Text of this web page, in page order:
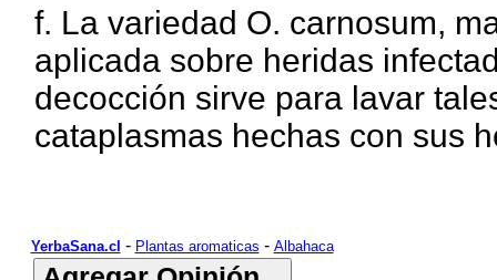
f. La variedad O. carnosum,
aplicada sobre heridas
decocción sirve para lavar
cataplasmas hechas con sus
YerbaSana.cl - Plantas aromaticas - Albahaca